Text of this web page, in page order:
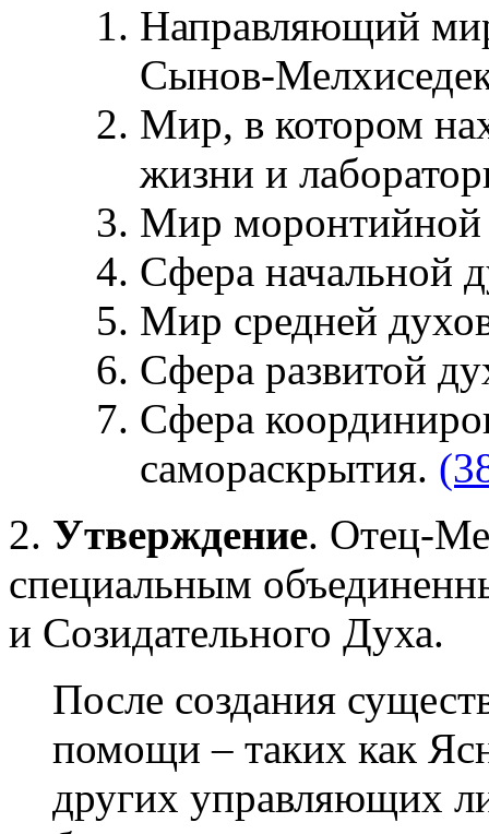
Направляющий
Сынов-
Мир, в котором
жизни и
Мир
Сфера начальной
Мир средней
Сфера развитой
Сфера
самораскрытия.
2. Утверждение. Отец-
специальным
и Созидательного Духа.
После создания
помощи – таких как
других управляющих